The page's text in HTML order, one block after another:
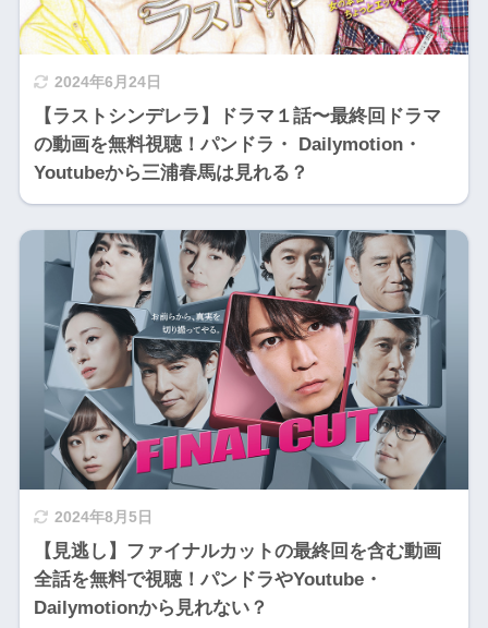
2024年6月24日
【ラストシンデレラ】ドラマ１話〜最終回ドラマ
の動画を無料視聴！パンドラ・ Dailymotion・
Youtubeから三浦春馬は見れる？
2024年8月5日
【見逃し】ファイナルカットの最終回を含む動画
全話を無料で視聴！パンドラやYoutube・
Dailymotionから見れない？